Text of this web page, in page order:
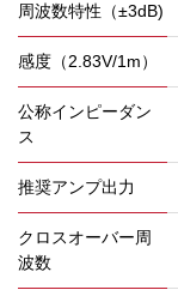
周波数特性（±3dB)
感度（2.83V/1m）
公称インピーダン
ス
推奨アンプ出力
クロスオーバー周
波数